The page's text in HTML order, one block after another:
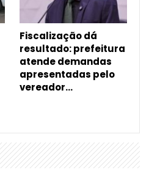
Fiscalização dá
resultado: prefeitura
atende demandas
apresentadas pelo
vereador…